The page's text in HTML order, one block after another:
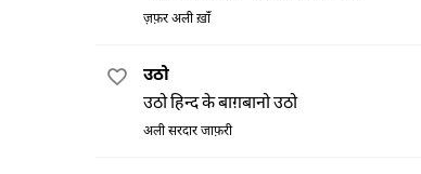
ज़फ़र अली ख़ाँ
उठो
उठो हिन्द के बाग़बानो उठो
अली सरदार जाफ़री